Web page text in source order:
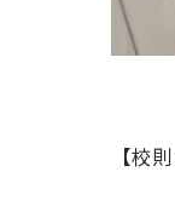
【校